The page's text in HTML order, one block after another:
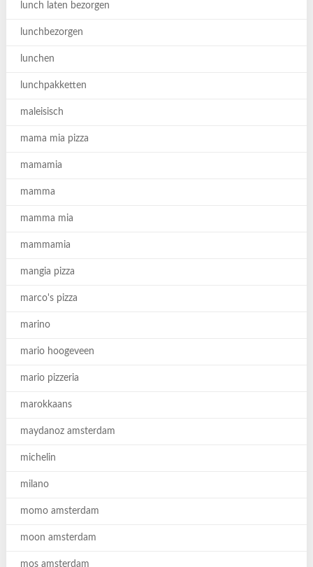
lunch laten bezorgen
lunchbezorgen
lunchen
lunchpakketten
maleisisch
mama mia pizza
mamamia
mamma
mamma mia
mammamia
mangia pizza
marco's pizza
marino
mario hoogeveen
mario pizzeria
marokkaans
maydanoz amsterdam
michelin
milano
momo amsterdam
moon amsterdam
mos amsterdam